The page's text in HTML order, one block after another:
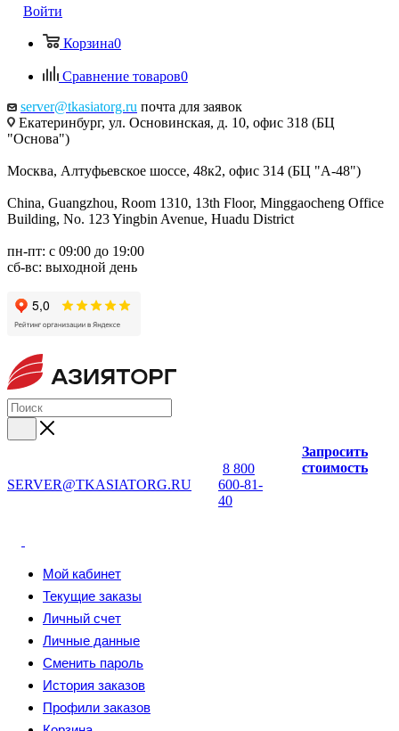
Войти
Корзина0
Сравнение товаров0
server@tkasiatorg.ru почта для заявок
Екатеринбург, ул. Основинская, д. 10, офис 318 (БЦ
"Основа")
Москва, Алтуфьевское шоссе, 48к2, офис 314 (БЦ "А-48")
China, Guangzhou, Room 1310, 13th Floor, Minggaocheng Office
Building, No. 123 Yingbin Avenue, Huadu District
пн-пт: с 09:00 до 19:00
сб-вс: выходной день
SERVER@TKASIATORG.RU
8 800
600-81-
40
Запросить
стоимость
Мой кабинет
Текущие заказы
Личный счет
Личные данные
Сменить пароль
История заказов
Профили заказов